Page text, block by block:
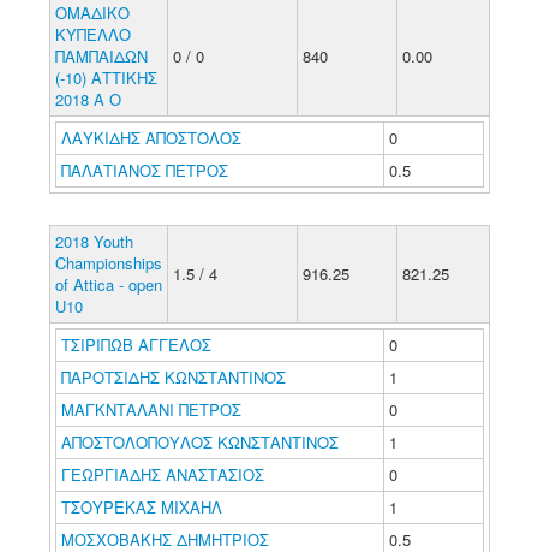
ΟΜΑΔΙΚΟ
ΚΥΠΕΛΛΟ
ΠΑΜΠΑΙΔΩΝ
(-10) ΑΤΤΙΚΗΣ
2018 Α Ο
0 / 0 840 0.00
ΛΑΥΚΙΔΗΣ ΑΠΟΣΤΟΛΟΣ
0
ΠΑΛΑΤΙΑΝΟΣ ΠΕΤΡΟΣ
0.5
2018 Youth
Championships
of Attica - open
U10
1.5 / 4 916.25 821.25
ΤΣΙΡΙΠΩΒ ΑΓΓΕΛΟΣ
0
ΠΑΡΟΤΣΙΔΗΣ ΚΩΝΣΤΑΝΤΙΝΟΣ
1
ΜΑΓΚΝΤΑΛΑΝΙ ΠΕΤΡΟΣ
0
ΑΠΟΣΤΟΛΟΠΟΥΛΟΣ ΚΩΝΣΤΑΝΤΙΝΟΣ
1
ΓΕΩΡΓΙΑΔΗΣ ΑΝΑΣΤΑΣΙΟΣ
0
ΤΣΟΥΡΕΚΑΣ ΜΙΧΑΗΛ
1
ΜΟΣΧΟΒΑΚΗΣ ΔΗΜΗΤΡΙΟΣ
0.5